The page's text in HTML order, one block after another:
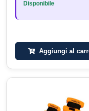
Disponibile
Aggiungi al